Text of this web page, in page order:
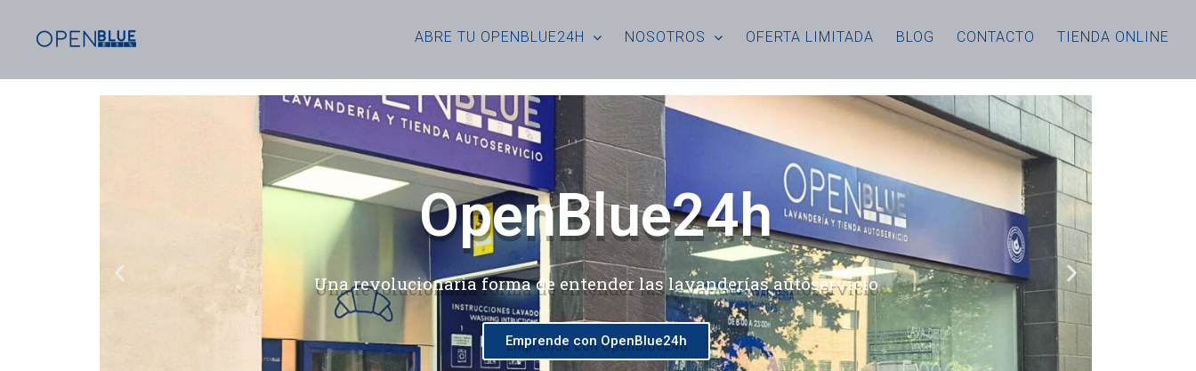
ABRE TU OPENBLUE24H NOSOTROS OFERTA LIMITADA BLOG CONTACTO TIENDA ONLINE
OpenBlue24h
Una revolucionaria forma de entender las lavanderías autoservicio
Emprende con OpenBlue24h